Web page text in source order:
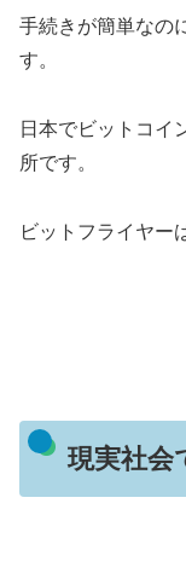
手続きが簡単なの
す。
日本でビットコイ
所です。
ビットフライヤー
現実社会